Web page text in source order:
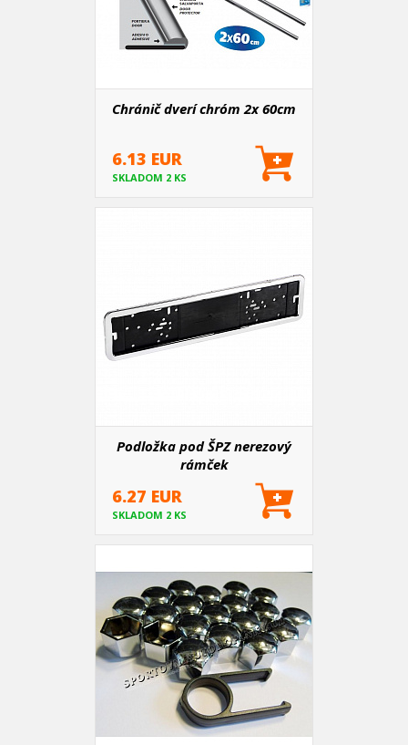
Chránič dverí chróm 2x 60cm
6.13 EUR
SKLADOM 2 KS
Podložka pod ŠPZ nerezový
rámček
6.27 EUR
SKLADOM 2 KS